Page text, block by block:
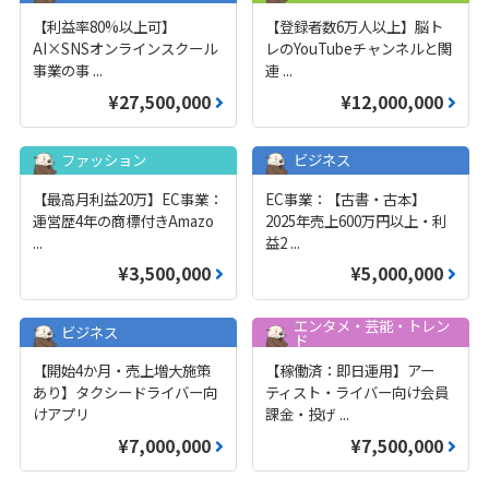
【利益率80%以上可】
AI×SNSオンラインスクール
事業の事 ...
¥27,500,000
【登録者数6万人以上】脳ト
レのYouTubeチャンネルと関
連 ...
¥12,000,000
ファッション
【最高月利益20万】EC事業：
運営歴4年の商標付きAmazo
...
¥3,500,000
ビジネス
EC事業：【古書・古本】
2025年売上600万円以上・利
益2 ...
¥5,000,000
ビジネス
【開始4か月・売上増大施策
あり】タクシードライバー向
けアプリ
¥7,000,000
エンタメ・芸能・トレン
ド
【稼働済：即日運用】アー
ティスト・ライバー向け会員
課金・投げ ...
¥7,500,000